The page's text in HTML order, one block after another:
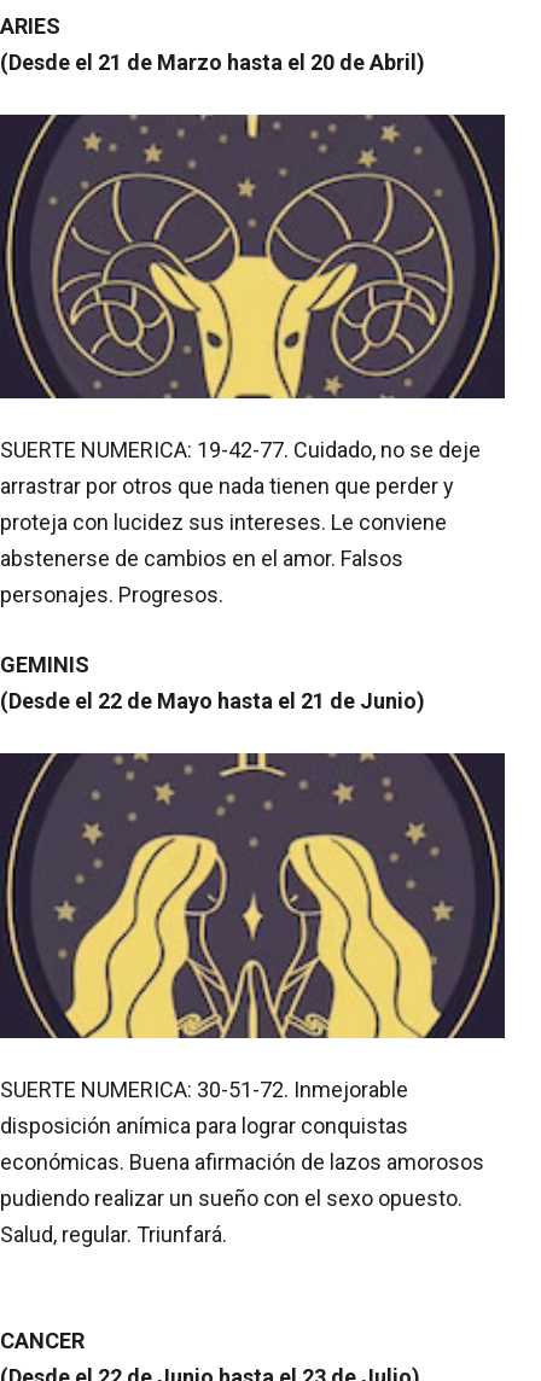
ARIES
(Desde el 21 de Marzo hasta el 20 de Abril)
SUERTE NUMERICA: 19-42-77. Cuidado, no se deje
arrastrar por otros que nada tienen que perder y
proteja con lucidez sus intereses. Le conviene
abstenerse de cambios en el amor. Falsos
personajes. Progresos.
GEMINIS
(Desde el 22 de Mayo hasta el 21 de Junio)
SUERTE NUMERICA: 30-51-72. Inmejorable
disposición anímica para lograr conquistas
económicas. Buena afirmación de lazos amorosos
pudiendo realizar un sueño con el sexo opuesto.
Salud, regular. Triunfará.
CANCER